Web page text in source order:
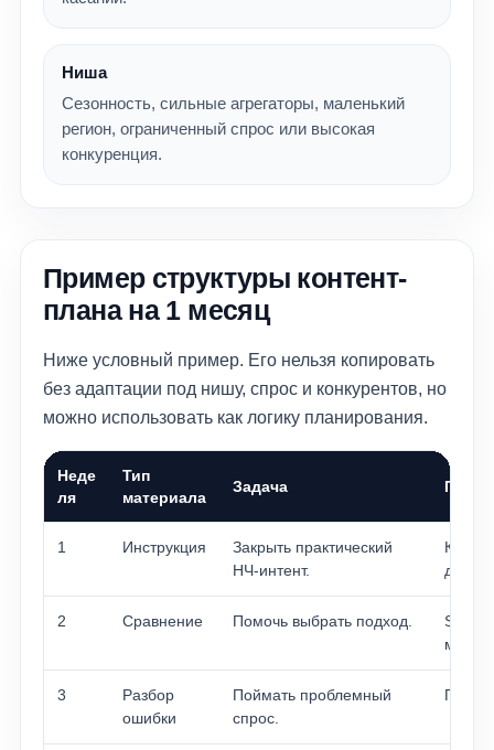
Ниша
Сезонность, сильные агрегаторы, маленький
регион, ограниченный спрос или высокая
конкуренция.
Пример структуры контент-
плана на 1 месяц
Ниже условный пример. Его нельзя копировать
без адаптации под нишу, спрос и конкурентов, но
можно использовать как логику планирования.
Неде
ля
Тип
материала
Задача
1 Инструкция
Закрыть практический
НЧ-интент.
Как
2 Сравнение Помочь выбрать подход.
SEO
3
Разбор
ошибки
Поймать проблемный
спрос.